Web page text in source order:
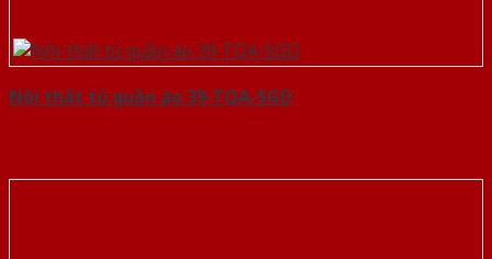
Nội thất tủ quần áo 39-TQA-SGD